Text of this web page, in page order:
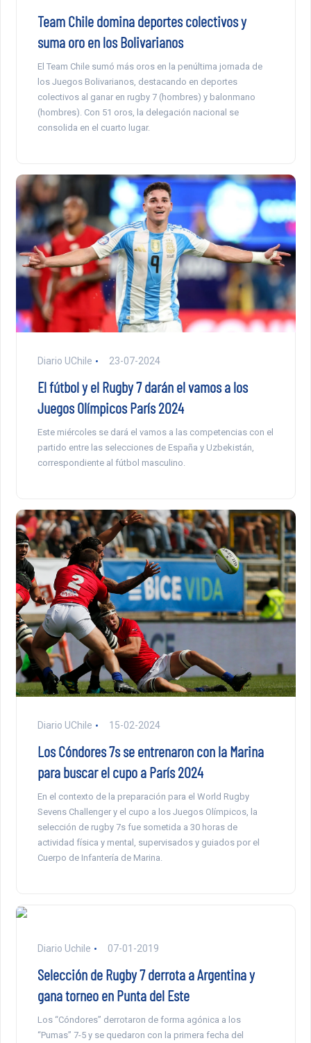
Team Chile domina deportes colectivos y
suma oro en los Bolivarianos
El Team Chile sumó más oros en la penúltima jornada de
los Juegos Bolivarianos, destacando en deportes
colectivos al ganar en rugby 7 (hombres) y balonmano
(hombres). Con 51 oros, la delegación nacional se
consolida en el cuarto lugar.
Diario UChile 23-07-2024
El fútbol y el Rugby 7 darán el vamos a los
Juegos Olímpicos París 2024
Este miércoles se dará el vamos a las competencias con el
partido entre las selecciones de España y Uzbekistán,
correspondiente al fútbol masculino.
Diario UChile 15-02-2024
Los Cóndores 7s se entrenaron con la Marina
para buscar el cupo a París 2024
En el contexto de la preparación para el World Rugby
Sevens Challenger y el cupo a los Juegos Olímpicos, la
selección de rugby 7s fue sometida a 30 horas de
actividad física y mental, supervisados y guiados por el
Cuerpo de Infantería de Marina.
Diario Uchile 07-01-2019
Selección de Rugby 7 derrota a Argentina y
gana torneo en Punta del Este
Los “Cóndores” derrotaron de forma agónica a los
“Pumas” 7-5 y se quedaron con la primera fecha del